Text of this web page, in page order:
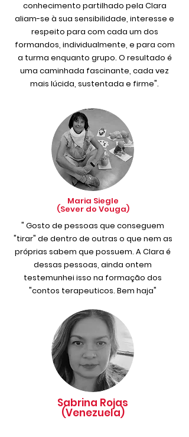
conhecimento partilhado pela Clara
aliam-se à sua sensibilidade, interesse e
respeito para com cada um dos
formandos, individualmente, e para com
a turma enquanto grupo. O resultado é
uma caminhada fascinante, cada vez
mais lúcida, sustentada e firme".
Maria Siegle
(Sever do Vouga)
" Gosto de pessoas que conseguem
"tirar" de dentro de outras o que nem as
próprias sabem que possuem. A Clara é
dessas pessoas, ainda ontem
testemunhei isso na formação dos
"contos terapeuticos. Bem haja"
Sabrina Rojas
(Venezuela)